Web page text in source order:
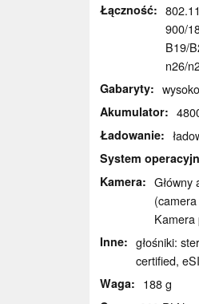
Łączność
900/​
B19/​
n26/​
Gabaryty
Akumulator
Ładowanie
System
Kamera
Kamera
Inne
głośniki:
certified,
Waga 188 g